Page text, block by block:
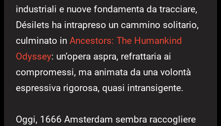
industriali e nuove fondamenta da tracciare,
Désilets ha intrapreso un cammino solitario,
culminato in Ancestors: The Humankind
Odyssey: un’opera aspra, refrattaria ai
compromessi, ma animata da una volontà
espressiva rigorosa, quasi intransigente.
Oggi, 1666 Amsterdam sembra raccogliere